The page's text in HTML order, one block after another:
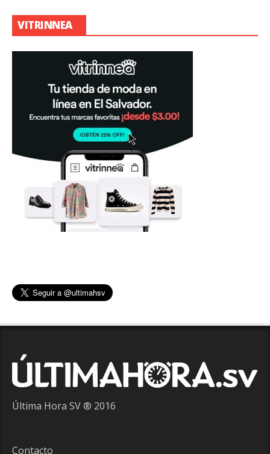
VITRINNEA
Última Hora SV ® 2016
Contacto